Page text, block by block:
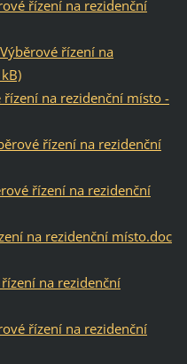
řízení na rezidenční
řízení na
na rezidenční místo -
řízení na rezidenční
řízení na rezidenční
na rezidenční místo.doc
na rezidenční
řízení na rezidenční